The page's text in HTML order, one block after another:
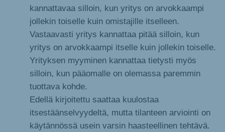
kannattavaa silloin, kun yritys on arvokkaampi
jollekin toiselle kuin omistajille itselleen.
Vastaavasti yritys kannattaa pitää silloin, kun
yritys on arvokkaampi itselle kuin jollekin toiselle.
Yrityksen myyminen kannattaa tietysti myös
silloin, kun pääomalle on olemassa paremmin
tuottava kohde.
Edellä kirjoitettu saattaa kuulostaa
itsestäänselvyydeltä, mutta tilanteen arviointi on
käytännössä usein varsin haasteellinen tehtävä.